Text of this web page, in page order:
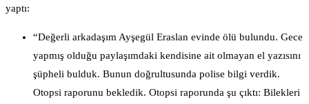
yaptı:
“Değerli arkadaşım Ayşegül Eraslan evinde ölü bulundu. Gece
yapmış olduğu paylaşımdaki kendisine ait olmayan el yazısını
şüpheli bulduk. Bunun doğrultusunda polise bilgi verdik.
Otopsi raporunu bekledik. Otopsi raporunda şu çıktı: Bilekleri